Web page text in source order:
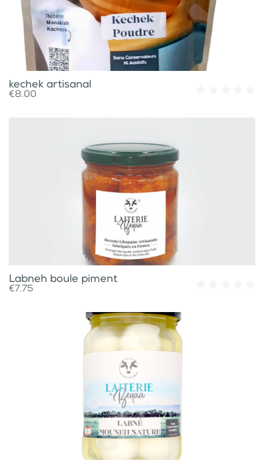
kechek artisanal
€8.00
Labneh boule piment
€7.75